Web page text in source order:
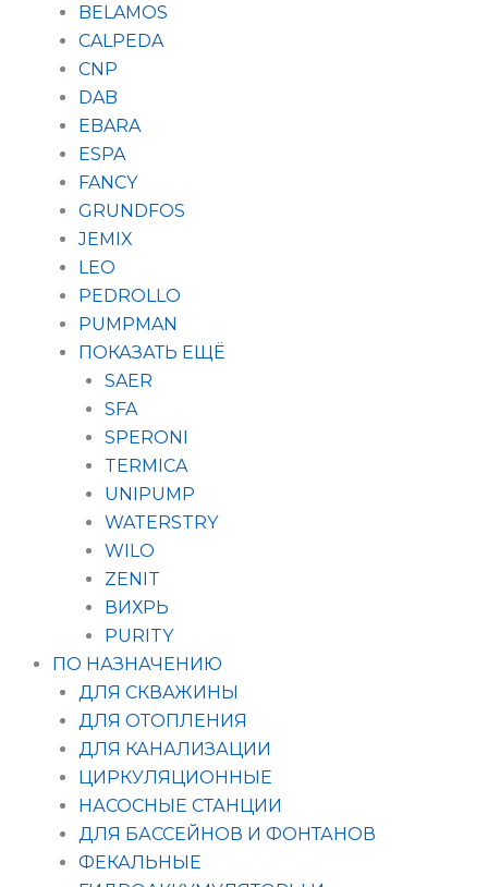
BELAMOS
CALPEDA
CNP
DAB
EBARA
ESPA
FANCY
GRUNDFOS
JEMIX
LEO
PEDROLLO
PUMPMAN
ПОКАЗАТЬ ЕЩЁ
SAER
SFA
SPERONI
TERMICA
UNIPUMP
WATERSTRY
WILO
ZENIT
ВИХРЬ
PURITY
ПО НАЗНАЧЕНИЮ
ДЛЯ СКВАЖИНЫ
ДЛЯ ОТОПЛЕНИЯ
ДЛЯ КАНАЛИЗАЦИИ
ЦИРКУЛЯЦИОННЫЕ
НАСОСНЫЕ СТАНЦИИ
ДЛЯ БАССЕЙНОВ И ФОНТАНОВ
ФЕКАЛЬНЫЕ